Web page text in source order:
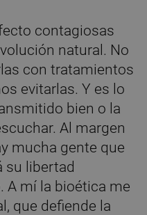
contagiosas
natural. No
con tratamientos
evitarlas. Y es lo
bien o la
Al margen
mucha gente que
su libertad
A mí la bioética me
que defiende la